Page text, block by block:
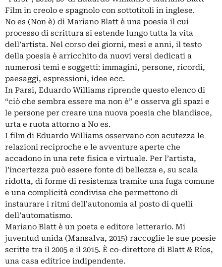
Film in creolo e spagnolo con sottotitoli in inglese.
No es (Non è) di Mariano Blatt è una poesia il cui
processo di scrittura si estende lungo tutta la vita
dell’artista. Nel corso dei giorni, mesi e anni, il testo
della poesia è arricchito da nuovi versi dedicati a
numerosi temi e soggetti: immagini, persone, ricordi,
paesaggi, espressioni, idee ecc.
In Parsi, Eduardo Williams riprende questo elenco di
“ciò che sembra essere ma non è” e osserva gli spazi e
le persone per creare una nuova poesia che blandisce,
urta e ruota attorno a No es.
I film di Eduardo Williams osservano con acutezza le
relazioni reciproche e le avventure aperte che
accadono in una rete fisica e virtuale. Per l’artista,
l’incertezza può essere fonte di bellezza e, su scala
ridotta, di forme di resistenza tramite una fuga comune
e una complicità condivisa che permettono di
instaurare i ritmi dell’autonomia al posto di quelli
dell’automatismo.
Mariano Blatt è un poeta e editore letterario. Mi
juventud unida (Mansalva, 2015) raccoglie le sue poesie
scritte tra il 2005 e il 2015. È co-direttore di Blatt & Ríos,
una casa editrice indipendente.